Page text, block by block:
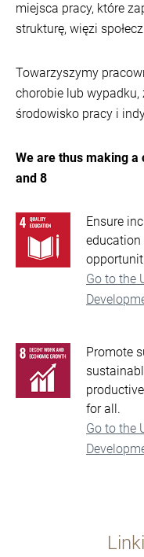
miejsca pracy, które
strukturę, więzi
Towarzyszymy
chorobie lub
środowisko pracy i
We are thus making a
and 8
Ensure
education
Go to the
Promote
for all.
Go to the